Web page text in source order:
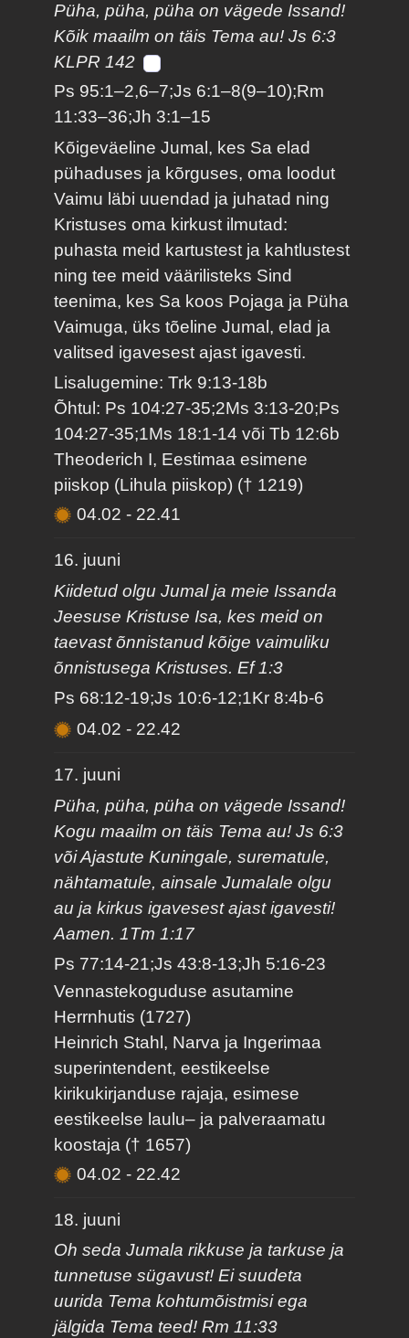
Püha, püha, püha on vägede Issand!
Kõik maailm on täis Tema au! Js 6:3
KLPR 142
Ps 95:1–2,6–7;Js 6:1–8(9–10);Rm
11:33–36;Jh 3:1–15
Kõigeväeline Jumal, kes Sa elad
pühaduses ja kõrguses, oma loodut
Vaimu läbi uuendad ja juhatad ning
Kristuses oma kirkust ilmutad:
puhasta meid kartustest ja kahtlustest
ning tee meid väärilisteks Sind
teenima, kes Sa koos Pojaga ja Püha
Vaimuga, üks tõeline Jumal, elad ja
valitsed igavesest ajast igavesti.
Lisalugemine: Trk 9:13-18b
Õhtul: Ps 104:27-35;2Ms 3:13-20;Ps
104:27-35;1Ms 18:1-14 või Tb 12:6b
Theoderich I, Eestimaa esimene
piiskop (Lihula piiskop) († 1219)
04.02- 22.41
16. juuni
Kiidetud olgu Jumal ja meie Issanda
Jeesuse Kristuse Isa, kes meid on
taevast õnnistanud kõige vaimuliku
õnnistusega Kristuses. Ef 1:3
Ps 68:12-19;Js 10:6-12;1Kr 8:4b-6
04.02- 22.42
17. juuni
Püha, püha, püha on vägede Issand!
Kogu maailm on täis Tema au! Js 6:3
või Ajastute Kuningale, surematule,
nähtamatule, ainsale Jumalale olgu
au ja kirkus igavesest ajast igavesti!
Aamen. 1Tm 1:17
Ps 77:14-21;Js 43:8-13;Jh 5:16-23
Vennastekoguduse asutamine
Herrnhutis (1727)
Heinrich Stahl, Narva ja Ingerimaa
superintendent, eestikeelse
kirikukirjanduse rajaja, esimese
eestikeelse laulu– ja palveraamatu
koostaja († 1657)
04.02- 22.42
18. juuni
Oh seda Jumala rikkuse ja tarkuse ja
tunnetuse sügavust! Ei suudeta
uurida Tema kohtumõistmisi ega
jälgida Tema teed! Rm 11:33